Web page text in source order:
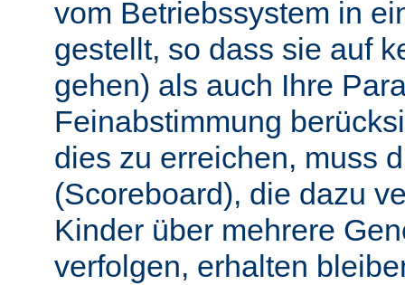
vom Betriebssystem in
gestellt, so dass sie auf
gehen) als auch Ihre
Feinabstimmung
dies zu erreichen, muss
(Scoreboard), die dazu
Kinder über mehrere
verfolgen, erhalten